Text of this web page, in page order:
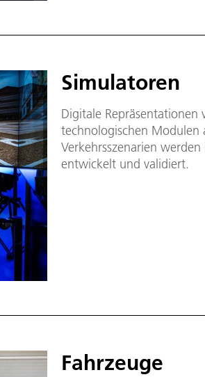
Simulatoren
Digitale
technologischen Modulen
Verkehrsszenarien
entwickelt und validiert.
Fahrzeuge